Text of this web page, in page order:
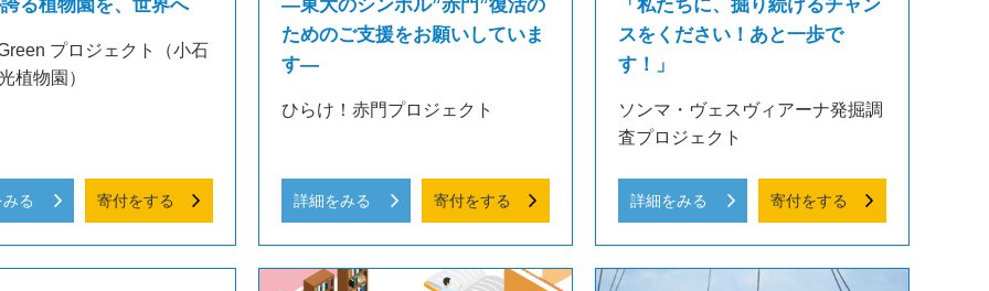
誇る植物園を、世界へ
プロジェクト（小石
植物園）
る 寄付をする
―東大のシンボル”赤門”復活の
ためのご支援をお願いしていま
す―
ひらけ！赤門プロジェクト
詳細をみる 寄付をする
「私たちに、掘り続けるチャン
スをください！あと一歩で
す！」
ソンマ・ヴェスヴィアーナ発掘調
査プロジェクト
詳細をみる 寄付をする